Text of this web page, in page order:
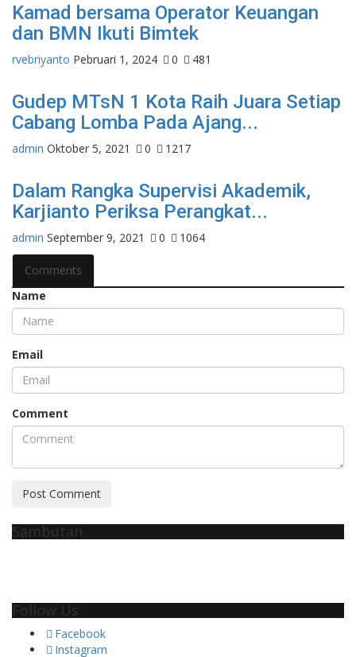
Kamad bersama Operator Keuangan
dan BMN Ikuti Bimtek
rvebriyanto Pebruari 1, 2024 0 481
Gudep MTsN 1 Kota Raih Juara Setiap
Cabang Lomba Pada Ajang...
admin Oktober 5, 2021 0 1217
Dalam Rangka Supervisi Akademik,
Karjianto Periksa Perangkat...
admin September 9, 2021 0 1064
Comments
Name
Email
Comment
Post Comment
Sambutan
Follow Us
Facebook
Instagram